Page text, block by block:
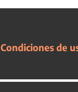
Condiciones de